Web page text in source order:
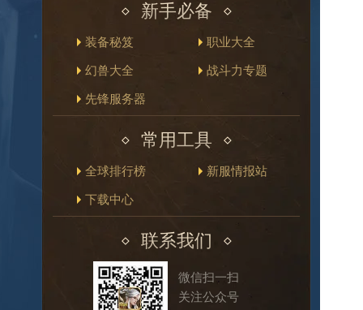
新手必备
装备秘笈 职业大全
幻兽大全 战斗力专题
先锋服务器
常用工具
全球排行榜 新服情报站
下载中心
联系我们
微信扫一扫
关注公众号